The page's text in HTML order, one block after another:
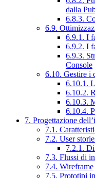
dalla
6.8.3.
6.9.
6.9.1. I
6.9.2. I
6.9.3.
Console
6.10. Gestire i
6.10.1.
6.10.2.
6.10.3.
6.10.4.
7. Progettazione
7.1.
7.2. User
7.2.1.
7.3. Flussi di
7.4. Wireframe
7.5. Prototipi